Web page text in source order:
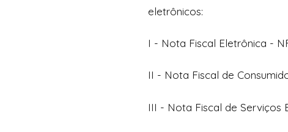
eletrônicos:
I - Nota Fiscal Eletrônica -
II - Nota Fiscal de
III - Nota Fiscal de Serviços